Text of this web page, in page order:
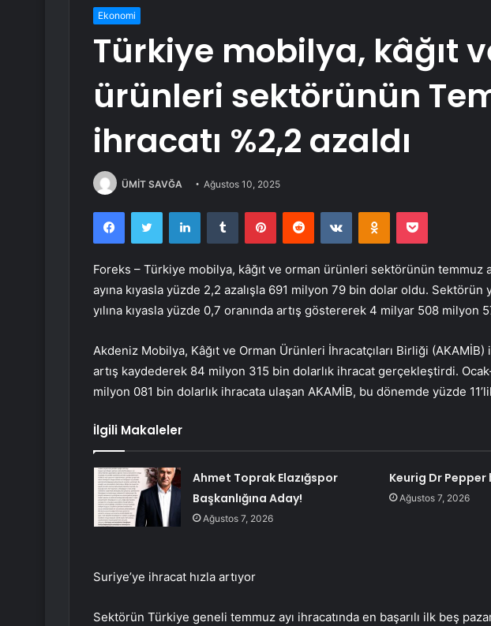
Ekonomi
Türkiye mobilya, kâğıt
ürünleri sektörünün
ihracatı %2,2 azaldı
ÜMİT SAVĞA Ağustos 10, 2025
FacebookTwitter LinkedInTumblr PinterestReddit VKontakteOdnoklassniki
Pocket
Foreks – Türkiye mobilya, kâğıt ve orman ürünleri sektörünün temmuz
ayına kıyasla yüzde 2,2 azalışla 691 milyon 79 bin dolar oldu. Sektörün
yılına kıyasla yüzde 0,7 oranında artış göstererek 4 milyar 508 milyon
Akdeniz Mobilya, Kâğıt ve Orman Ürünleri İhracatçıları Birliği (AKAMİB)
artış kaydederek 84 milyon 315 bin dolarlık ihracat gerçekleştirdi.
milyon 081 bin dolarlık ihracata ulaşan AKAMİB, bu dönemde yüzde
İlgili Makaleler
Ahmet Toprak Elazığspor
Başkanlığına Aday!
Ağustos 7, 2026
Keurig Dr
Ağustos 7, 2026
Suriye’ye ihracat hızla artıyor
Sektörün Türkiye geneli temmuz ayı ihracatında en başarılı ilk beş